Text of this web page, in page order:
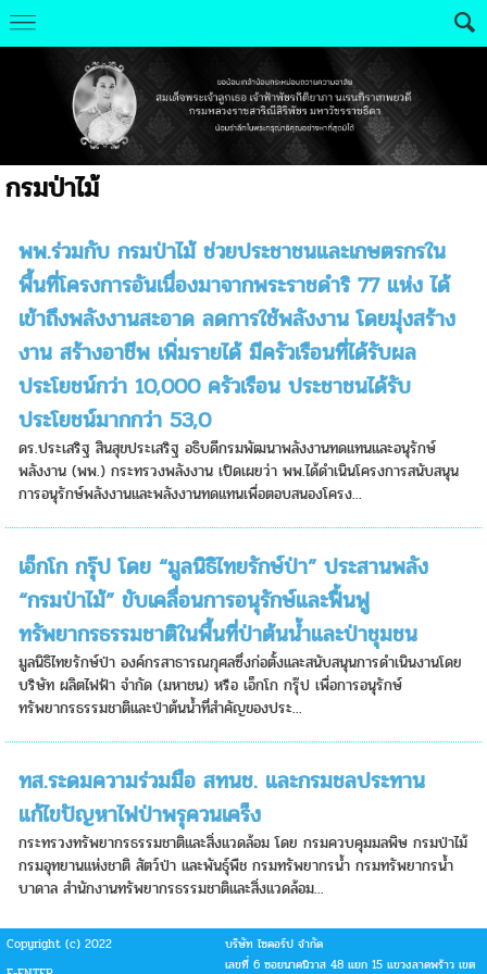
กรมป่าไม้
พพ.ร่วมกับ กรมป่าไม้ ช่วยประชาชนและเกษตรกรใน
พื้นที่โครงการอันเนื่องมาจากพระราชดำริ 77 แห่ง ได้
เข้าถึงพลังงานสะอาด ลดการใช้พลังงาน โดยมุ่งสร้าง
งาน สร้างอาชีพ เพิ่มรายได้ มีครัวเรือนที่ได้รับผล
ประโยชน์กว่า 10,000 ครัวเรือน ประชาชนได้รับ
ประโยชน์มากกว่า 53,0
ดร.ประเสริฐ สินสุขประเสริฐ อธิบดีกรมพัฒนาพลังงานทดแทนและอนุรักษ์
พลังงาน (พพ.) กระทรวงพลังงาน เปิดเผยว่า พพ.ได้ดำเนินโครงการสนับสนุน
การอนุรักษ์พลังงานและพลังงานทดแทนเพื่อตอบสนองโครง...
เอ็กโก กรุ๊ป โดย “มูลนิธิไทยรักษ์ป่า” ประสานพลัง
“กรมป่าไม้” ขับเคลื่อนการอนุรักษ์และฟื้นฟู
ทรัพยากรธรรมชาติในพื้นที่ป่าต้นน้ำและป่าชุมชน
มูลนิธิไทยรักษ์ป่า องค์กรสาธารณกุศลซึ่งก่อตั้งและสนับสนุนการดำเนินงานโดย
บริษัท ผลิตไฟฟ้า จำกัด (มหาชน) หรือ เอ็กโก กรุ๊ป เพื่อการอนุรักษ์
ทรัพยากรธรรมชาติและป่าต้นน้ำที่สำคัญของประ...
ทส.ระดมความร่วมมือ สทนช. และกรมชลประทาน
แก้ไขปัญหาไฟป่าพรุควนเคร็ง
กระทรวงทรัพยากรธรรมชาติและสิ่งแวดล้อม โดย กรมควบคุมมลพิษ กรมป่าไม้
กรมอุทยานแห่งชาติ สัตว์ป่า และพันธุ์พืช กรมทรัพยากรน้ำ กรมทรัพยากรน้ำ
บาดาล สำนักงานทรัพยากรธรรมชาติและสิ่งแวดล้อม...
Copyright (c) 2022
บริษัท ไซคอร์ป จำกัด
เลขที่ 6 ซอยนาคนิวาส 48 แยก 15 แขวงลาดพร้าว เขต